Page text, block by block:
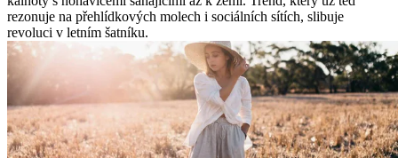
rezonuje na přehlídkových molech i sociálních sítích, slibuje
revoluci v letním šatníku.